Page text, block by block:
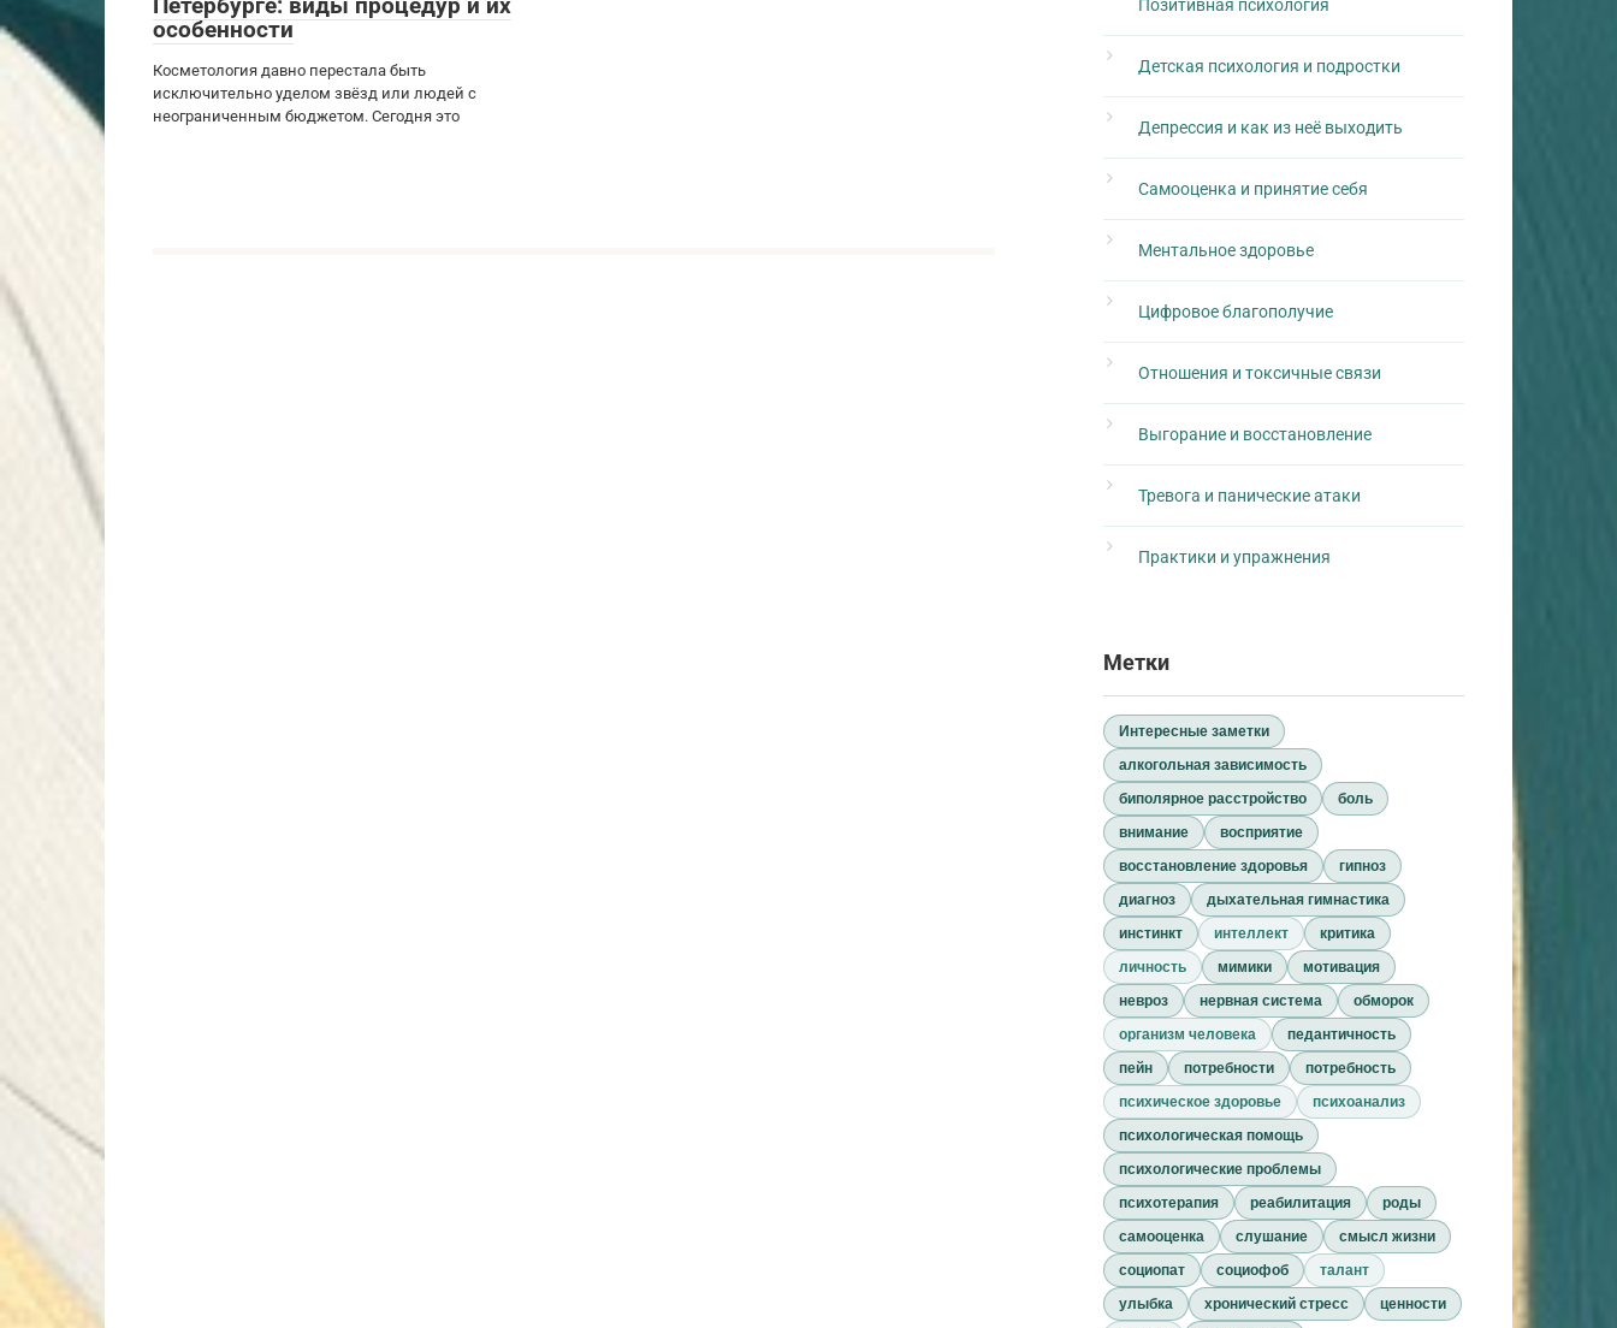
особенности
Косметология давно перестала быть
исключительно уделом звёзд или людей с
неограниченным бюджетом. Сегодня это
Позитивная психология
Детская психология и подростки
Депрессия и как из неё выходить
Самооценка и принятие себя
Ментальное здоровье
Цифровое благополучие
Отношения и токсичные связи
Выгорание и восстановление
Тревога и панические атаки
Практики и упражнения
Метки
Интересные заметки
алкогольная зависимость
биполярное расстройство
боль
внимание
восприятие
восстановление здоровья
гипноз
диагноз
дыхательная гимнастика
инстинкт
интеллект
критика
личность
мимики
мотивация
невроз
нервная система
обморок
организм человека
педантичность
пейн
потребности
потребность
психическое здоровье
психоанализ
психологическая помощь
психологические проблемы
психотерапия
реабилитация
роды
самооценка
слушание
смысл жизни
социопат
социофоб
талант
улыбка
хронический стресс
ценности